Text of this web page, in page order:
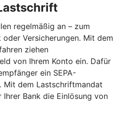
regelmäßig an – zum
Versicherungen. Mit dem
ziehen
von Ihrem Konto ein. Dafür
ein SEPA-
Mit dem Lastschriftmandat
Bank die Einlösung von